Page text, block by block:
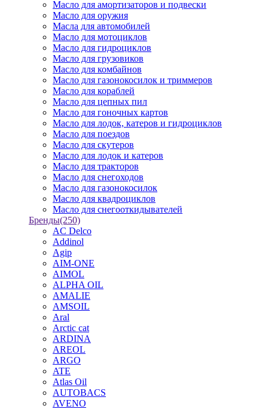
Масло для амортизаторов и подвески
Масло для оружия
Масла для автомобилей
Масло для мотоциклов
Масло для гидроциклов
Масло для грузовиков
Масло для комбайнов
Масло для газонокосилок и триммеров
Масло для кораблей
Масло для цепных пил
Масло для гоночных картов
Масло для лодок, катеров и гидроциклов
Масло для поездов
Масло для скутеров
Масло для лодок и катеров
Масло для тракторов
Масло для снегоходов
Масло для газонокосилок
Масло для квадроциклов
Масло для снегооткидывателей
Бренды(250)
AC Delco
Addinol
Agip
AIM-ONE
AIMOL
ALPHA OIL
AMALIE
AMSOIL
Aral
Arctic cat
ARDINA
AREOL
ARGO
ATE
Atlas Oil
AUTOBACS
AVENO